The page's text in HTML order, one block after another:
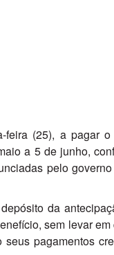
feira (25), a pagar
a 5 de junho,
pelo
da
sem levar em
pagamentos